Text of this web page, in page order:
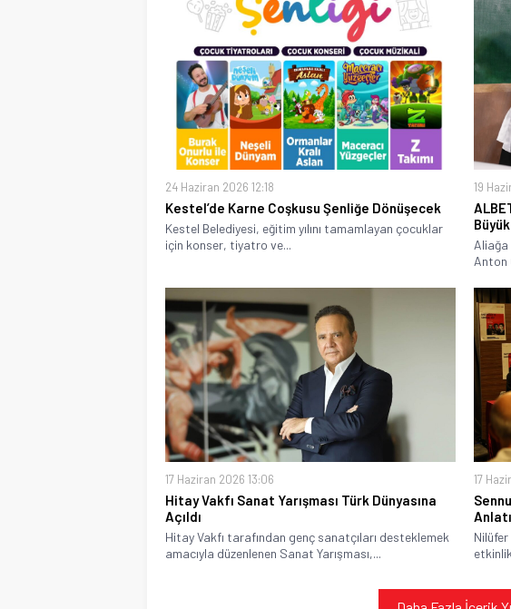
24 Haziran 2026 12:18
Kestel’de Karne Coşkusu Şenliğe Dönüşecek
Kestel Belediyesi, eğitim yılını tamamlayan çocuklar
için konser, tiyatro ve...
19
Aliağa
Anton
17 Haziran 2026 13:06
Hitay Vakfı Sanat Yarışması Türk Dünyasına
Açıldı
Hitay Vakfı tarafından genç sanatçıları desteklemek
amacıyla düzenlenen Sanat Yarışması,...
17
Nilüfer